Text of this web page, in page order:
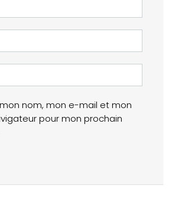
nom, mon e-mail et mon
pour mon prochain